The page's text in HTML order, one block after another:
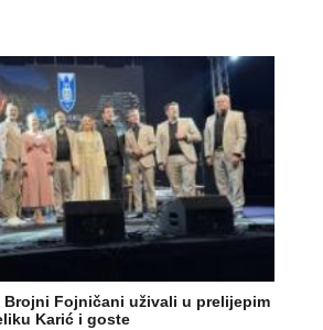
Fojničani uživali u prelijepim
Karić i goste